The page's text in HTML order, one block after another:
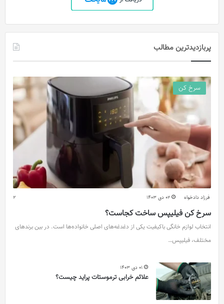
پربازدیدترین مطالب
سرخ کن
فرزاد دادخواه 02 دی 1403 2
سرخ کن فیلیپس ساخت کجاست؟
انتخاب لوازم خانگی باکیفیت یکی از دغدغه‌های اصلی خانواده‌ها است. در بین برندهای
مختلف، فیلیپس…
01 دی 1403
علائم خرابی ترموستات پراید چیست؟